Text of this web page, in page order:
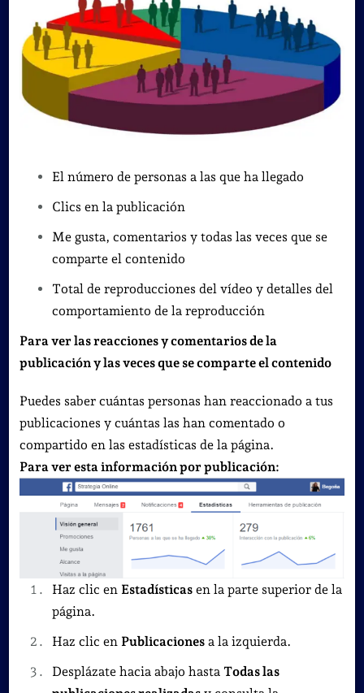
El número de personas a las que ha llegado
Clics en la publicación
Me gusta, comentarios y todas las veces que se
comparte el contenido
Total de reproducciones del vídeo y detalles del
comportamiento de la reproducción
Para ver las reacciones y comentarios de la
publicación y las veces que se comparte el contenido
Puedes saber cuántas personas han reaccionado a tus
publicaciones y cuántas las han comentado o
compartido en las estadísticas de la página.
Para ver esta información por publicación:
Haz clic en Estadísticasen la parte superior de la
página.
Haz clic en Publicacionesa la izquierda.
Desplázate hacia abajo hasta Todas las